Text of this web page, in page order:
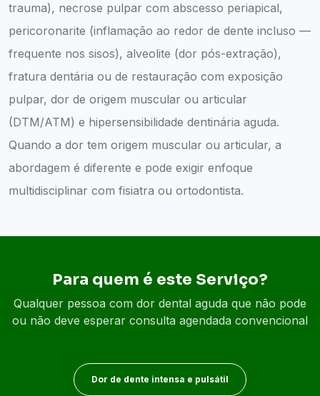
trauma), necrose pulpar com abscesso periapical,
pericoronarite (inflamação ao redor de dente incluso —
frequente nos sisos), alveolite (dor pós-extração),
fratura dentária ou de restauração com exposição
pulpar, dor de origem muscular ou articular
(DTM/ATM) e hipersensibilidade dentinária aguda.
Quando a dor tem origem muscular ou articular, a
abordagem é diferente e pode exigir enfoque
multidisciplinar com fisiatra ou ortodontista.
Para quem é este Serviço?
Qualquer pessoa com dor dental aguda que não pode
ou não deve esperar consulta agendada convencional
Dor de dente intensa e pulsátil